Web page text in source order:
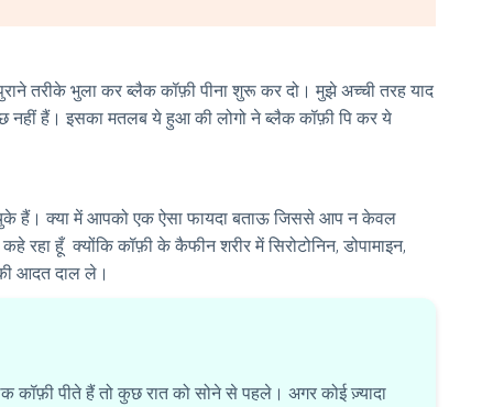
तरीके भुला कर ब्लैक कॉफ़ी पीना शुरू कर दो। मुझे अच्ची तरह याद
नहीं हैं। इसका मतलब ये हुआ की लोगो ने ब्लैक कॉफ़ी पि कर ये
हैं। क्या में आपको एक ऐसा फायदा बताऊ जिससे आप न केवल
हूँ क्योंकि कॉफ़ी के कैफीन शरीर में सिरोटोनिन, डोपामाइन,
आदत दाल ले।
कॉफ़ी पीते हैं तो कुछ रात को सोने से पहले। अगर कोई ज़्यादा